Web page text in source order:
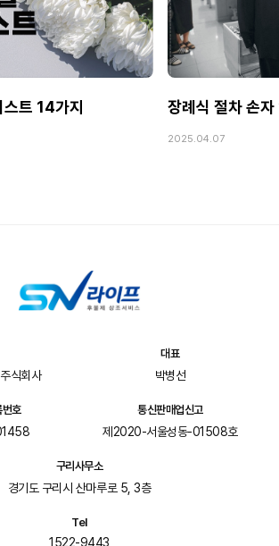
스트 14가지 장례식 절차 손
2025.04.07
식회사
대표
박병선
번호 통신판매업신고
제2020-서울성동-01508호
구리사무소
경기도 구리시 산마루로 5, 3층
Tel
1522-9443